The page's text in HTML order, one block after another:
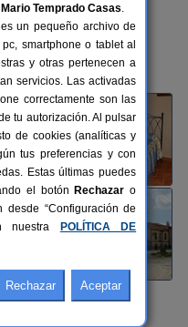
km de Ávila
Mario Temprado Casas.
un pequeño archivo de
smartphone o tablet al
y otras pertenecen a
servicios. Las activadas
correctamente son las
tu autorización. Al pulsar
de cookies (analíticas y
tus preferencias y con
Estas últimas puedes
el botón Rechazar o
desde “Configuración de
nuestra
POLÍTICA DE